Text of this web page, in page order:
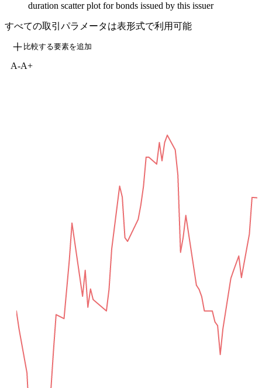
duration scatter plot for bonds issued by this issuer
すべての取引パラメータは表形式で利用可能
比較する要素を追加